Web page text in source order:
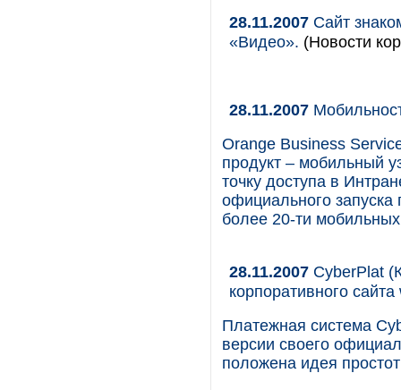
28.11.2007 Сайт
«Видео». (Новости
28.11.2007
Orange Business
продукт – мобильный
точку доступа в
официального запуска
более 20-ти
28.11.2007 CyberPlat
корпоративного
Платежная система
версии своего
положена идея